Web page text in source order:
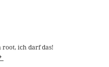
root, ich darf das!